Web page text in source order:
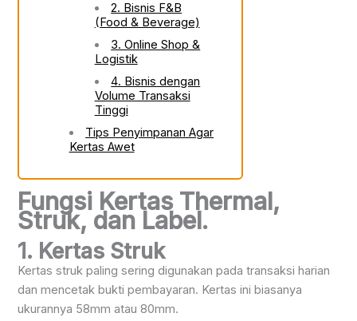
2. Bisnis F&B
(Food & Beverage)
3. Online Shop &
Logistik
4. Bisnis dengan
Volume Transaksi
Tinggi
Tips Penyimpanan Agar
Kertas Awet
Fungsi Kertas Thermal,
Struk, dan Label.
1. Kertas Struk
Kertas struk paling sering digunakan pada transaksi harian
dan mencetak bukti pembayaran. Kertas ini biasanya
ukurannya 58mm atau 80mm.